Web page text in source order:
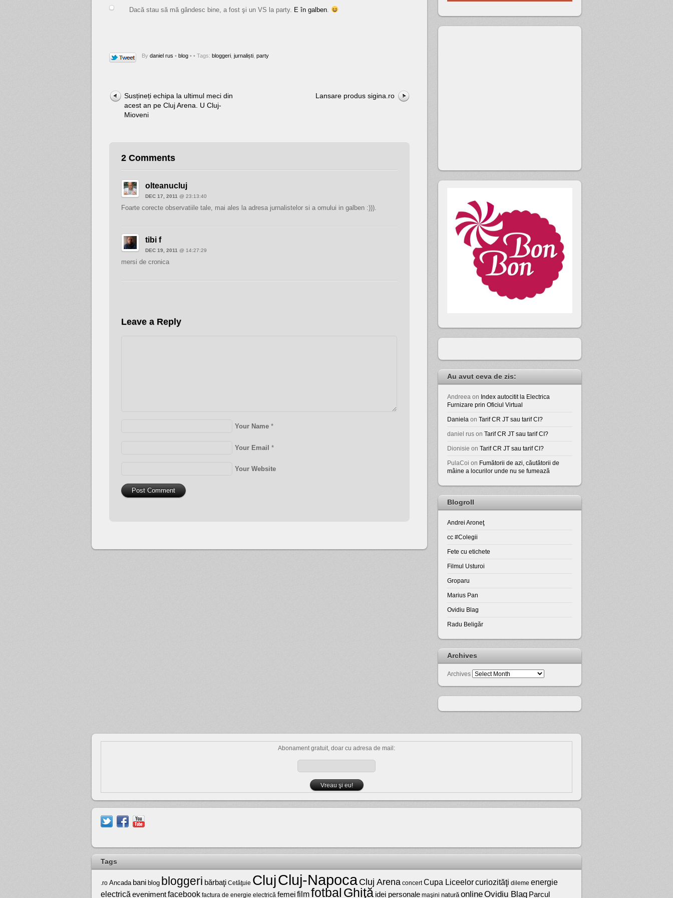
Dacă stau să mă gândesc bine, a fost şi un VS la party. E în galben.
By daniel rus • blog • • Tags: bloggeri jurnaliști party
Susțineți echipa la ultimul meci din
acest an pe Cluj Arena. U Cluj-
Mioveni
Lansare produs sigina.ro
2 Comments
olteanucluj
DEC 17, 2011 @ 23:13:40
Foarte corecte observatiile tale, mai ales la adresa jurnalistelor si a omului in galben :))).
tibi f
DEC 19, 2011 @ 14:27:29
mersi de cronica
Leave a Reply
Your Name *
Your Email *
Your Website
Au avut ceva de zis:
Andreea on Index autocitit la Electrica
Furnizare prin Oficiul Virtual
Daniela on Tarif CR JT sau tarif CI?
daniel rus on Tarif CR JT sau tarif CI?
Dionisie on Tarif CR JT sau tarif CI?
PulaCoi on Fumătorii de azi, căutătorii de
mâine a locurilor unde nu se fumează
Blogroll
Andrei Aroneţ
cc #Colegii
Fete cu etichete
Filmul Usturoi
Groparu
Marius Pan
Ovidiu Blag
Radu Beligăr
Archives
Archives
Abonament gratuit, doar cu adresa de mail:
Tags
.ro Ancada bani blog bloggeri bărbaţi Cetăţuie ClujCluj-Napoca Cluj Arena concert Cupa Liceelorcuriozităţi dileme energie
electrică evenimentfacebook factura de energie electrică femeifilmfotbal Ghiţă idei personale maşini natură onlineOvidiu Blag Parcul